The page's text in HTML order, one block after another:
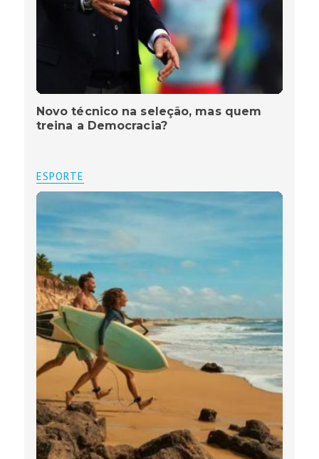
Novo técnico na seleção, mas quem
treina a Democracia?
ESPORTE